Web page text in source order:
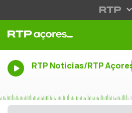
RTP Noticias/RTP Açores